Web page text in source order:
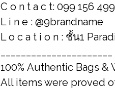
C o n t a c t: 099 156
L i n e : @9brandname
L o c a t i o n : ชั้น1
100% Authentic Bags &
All items were proved